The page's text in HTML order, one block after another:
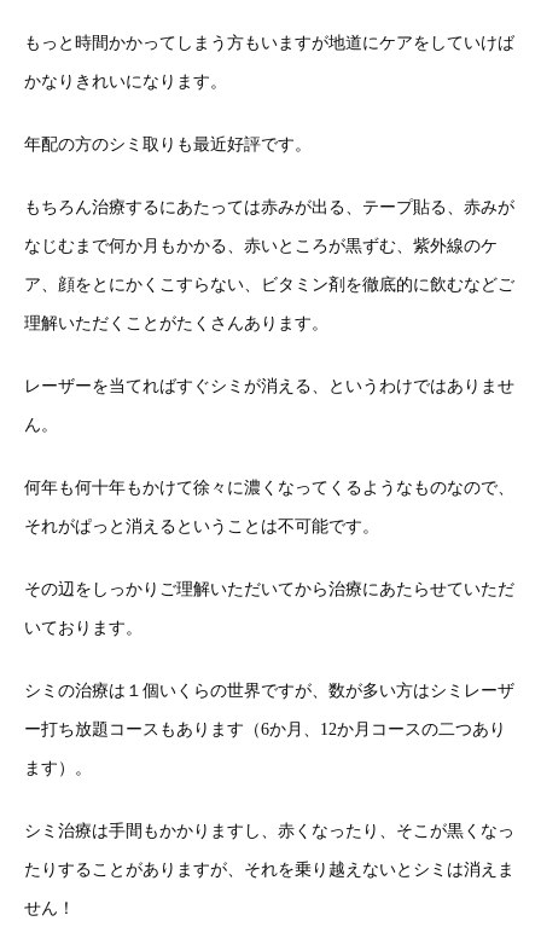
もっと時間かかってしまう方もいますが地道にケアをしていけば
かなりきれいになります。
年配の方のシミ取りも最近好評です。
もちろん治療するにあたっては赤みが出る、テープ貼る、赤みが
なじむまで何か月もかかる、赤いところが黒ずむ、紫外線のケ
ア、顔をとにかくこすらない、ビタミン剤を徹底的に飲むなどご
理解いただくことがたくさんあります。
レーザーを当てればすぐシミが消える、というわけではありませ
ん。
何年も何十年もかけて徐々に濃くなってくるようなものなので、
それがぱっと消えるということは不可能です。
その辺をしっかりご理解いただいてから治療にあたらせていただ
いております。
シミの治療は１個いくらの世界ですが、数が多い方はシミレーザ
ー打ち放題コースもあります（6か月、12か月コースの二つあり
ます）。
シミ治療は手間もかかりますし、赤くなったり、そこが黒くなっ
たりすることがありますが、それを乗り越えないとシミは消えま
せん！